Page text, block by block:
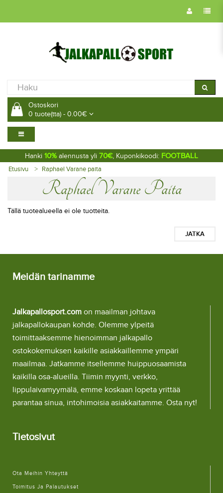
Ostoskori
0 tuote(tta) - 0.00€
Hanki 10% alennusta yli 70€, Kuponkikoodi: FOOTBALL
Etusivu Raphael Varane paita
Raphael Varane Paita
Tällä tuotealueella ei ole tuotteita.
JATKA
Meidän tarinamme
Jalkapallosport.com on maailman johtava
jalkapallokaupan kohde. Olemme ylpeitä
toimittaaksemme hienoimman jalkapallo
ostokokemuksen kaikille asiakkaillemme ympäri
maailmaa. Jatkamme itsellemme huippuosaamista
kaikilla osa-alueilla. Tiimin myynti, verkko,
lippulaivamyymälä, emme koskaan lopeta yrittää
parantaa sinua, intohimoisia asiakkaitamme. Osta nyt!
Tietosivut
Ota Meihin Yhteyttä
Toimitus Ja Palautukset